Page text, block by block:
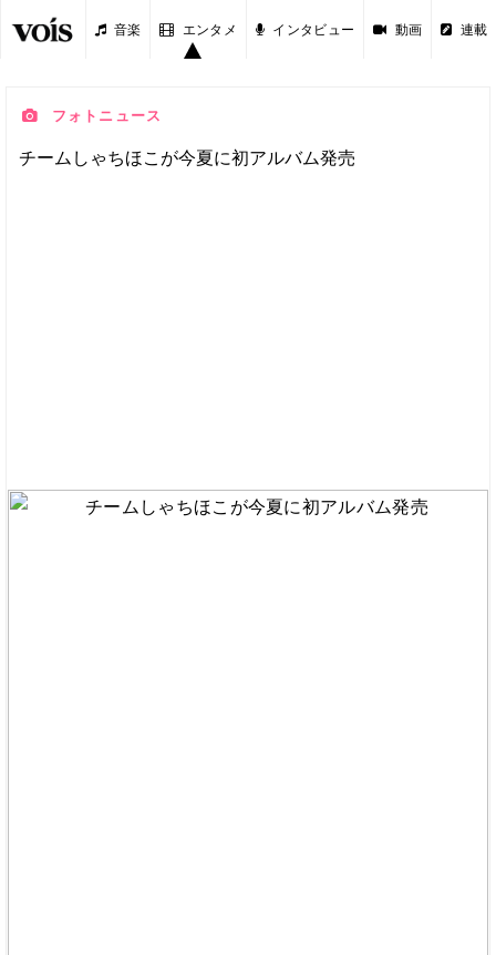
音楽 エンタメ インタビュー 動画 連載
フォトニュース
チームしゃちほこが今夏に初アルバム発売